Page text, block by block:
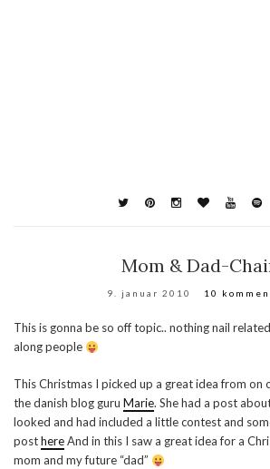
Mom & Dad-
9. januar 2010 10
This is gonna be so off topic.. nothing nail
along people
This Christmas I picked up a great idea from on
the danish blog guru Marie. She had a post
looked and had included a little contest and
posthereAnd in this I saw a great idea for a
mom and my future “dad”